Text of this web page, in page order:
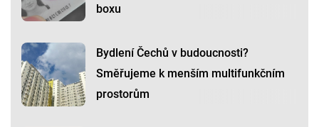
boxu
Bydlení Čechů v budoucnosti?
Směřujeme k menším multifunkčním
prostorům